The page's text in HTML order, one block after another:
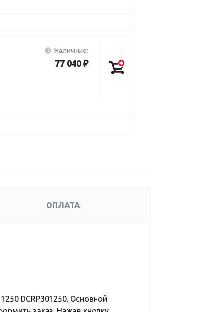
Наличные:
77 040 ₽
ОПЛАТА
DCRP301250. Основной